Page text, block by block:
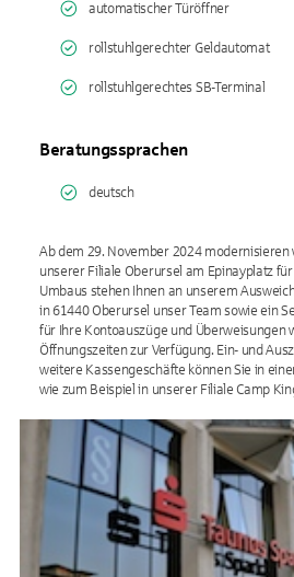
automatischer Türöffner
rollstuhlgerechter Geldautomat
rollstuhlgerechtes SB-Terminal
Beratungssprachen
deutsch
Ab dem 29. November 2024 modernisieren
unserer Filiale Oberursel am Epinayplatz für
Umbaus stehen Ihnen an unserem
in 61440 Oberursel unser Team sowie ein
für Ihre Kontoauszüge und Überweisungen
Öffnungszeiten zur Verfügung. Ein- und
weitere Kassengeschäfte können Sie in
wie zum Beispiel in unserer Filiale Camp